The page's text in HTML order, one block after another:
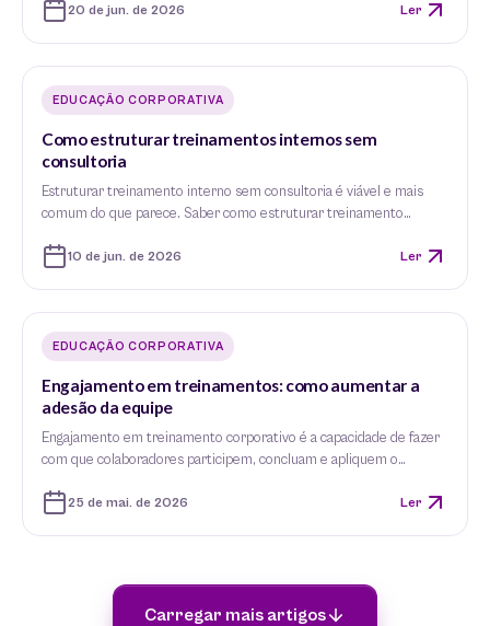
20 de jun. de 2026 Ler
EDUCAÇÃO CORPORATIVA
Como estruturar treinamentos internos sem
consultoria
Estruturar treinamento interno sem consultoria é viável e mais
comum do que parece. Saber como estruturar treinamento…
10 de jun. de 2026 Ler
EDUCAÇÃO CORPORATIVA
Engajamento em treinamentos: como aumentar a
adesão da equipe
Engajamento em treinamento corporativo é a capacidade de fazer
com que colaboradores participem, concluam e apliquem o…
25 de mai. de 2026 Ler
Carregar mais artigos